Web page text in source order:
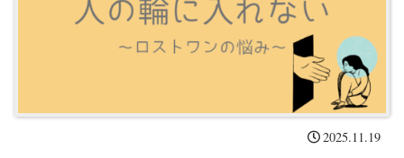
2025.11.19